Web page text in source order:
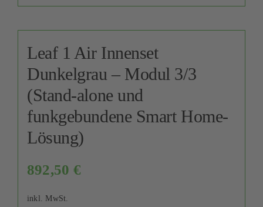
Leaf 1 Air Innenset
Dunkelgrau – Modul 3/3
(Stand-alone und
funkgebundene Smart Home-
Lösung)
892,50 €
inkl. MwSt.